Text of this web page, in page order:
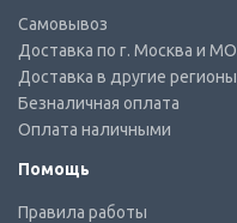
Самовывоз
Доставка по г. Москва и МО
Доставка в другие регионы
Безналичная оплата
Оплата наличными
Помощь
Правила работы